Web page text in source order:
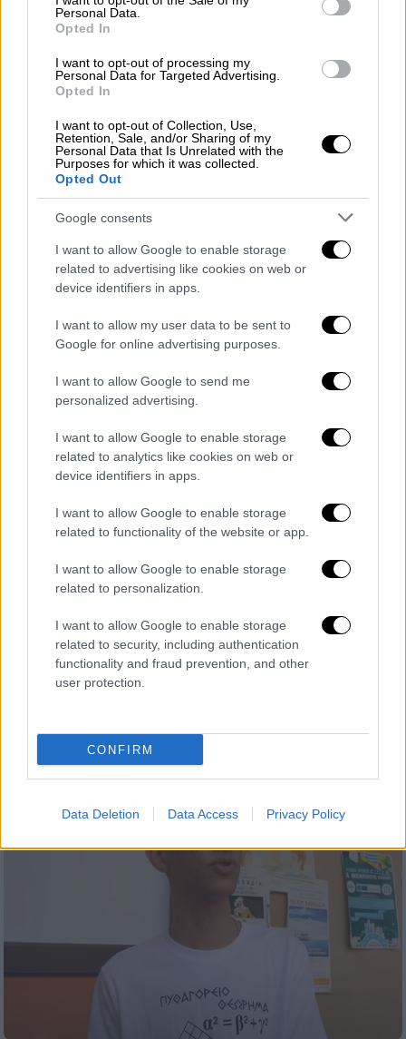
Personal Data.
Opted In
I want to opt-out of processing my
Personal Data for Targeted Advertising.
Opted In
I want to opt-out of Collection, Use,
Retention, Sale, and/or Sharing of my
Personal Data that Is Unrelated with the
Purposes for which it was collected.
Opted Out
Google consents
I want to allow Google to enable storage
related to advertising like cookies on web or
device identifiers in apps.
I want to allow my user data to be sent to
Google for online advertising purposes.
I want to allow Google to send me
personalized advertising.
I want to allow Google to enable storage
related to analytics like cookies on web or
device identifiers in apps.
I want to allow Google to enable storage
related to functionality of the website or app.
I want to allow Google to enable storage
related to personalization.
I want to allow Google to enable storage
related to security, including authentication
functionality and fraud prevention, and other
user protection.
CONFIRM
Data Deletion Data Access Privacy Policy
Ελλάδα|28.07.2022 21:55
Βάσεις 2022: Οι σχολές με τα
περισσότερα μόρια και οι σχολές με τα
λιγότερα – Πού κινήθηκαν ιατρικές και
νομικές
Χαρακτηριστικό παράδειγμα να είναι η
μεγάλη πτώση στη Νομική Αθήνας
Ελλάδα|28.07.2022 20:12
Βάσεις 2022: Οι σχολές που «έπεσαν»
κάτω από τα 10.000 μόρια
από 10.000 μόρια